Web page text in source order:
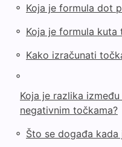
◦ Koja je formula dot
◦ Koja je formula
◦ Kako izračunati
◦
Koja je razlika
negativnim točkama?
◦ Što se događa